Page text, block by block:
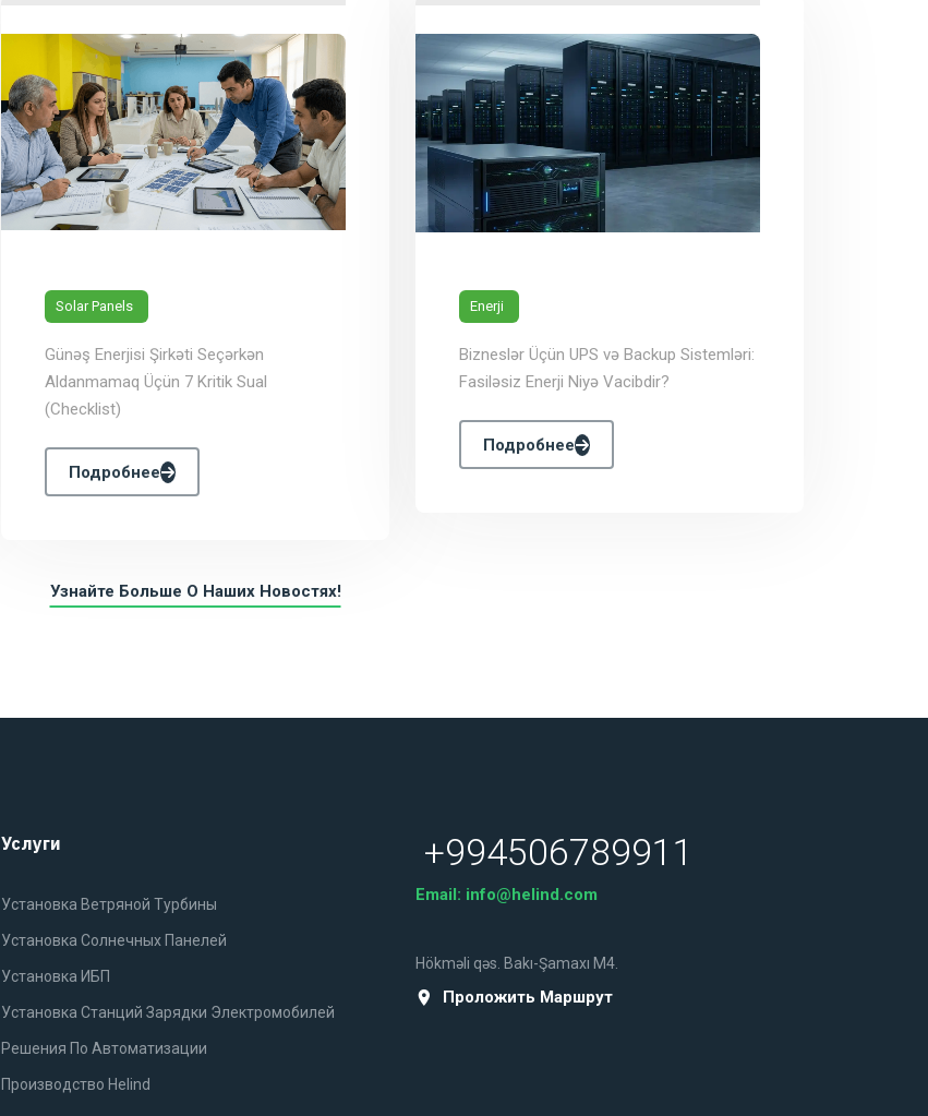
Solar Panels
Günəş Enerjisi Şirkəti Seçərkən
Aldanmamaq Üçün 7 Kritik Sual
(Checklist)
Подробнее
Enerji
Bizneslər Üçün UPS və Backup Sistemləri:
Fasiləsiz Enerji Niyə Vacibdir?
Подробнее
Узнайте Больше О Наших Новостях!
Услуги
Установка Ветряной Турбины
Установка Солнечных Панелей
Установка ИБП
Установка Станций Зарядки Электромобилей
Решения По Автоматизации
Производство Helind
+994506789911
Email: info@helind.com
Hökməli qəs. Bakı-Şamaxı M4.
Проложить Маршрут